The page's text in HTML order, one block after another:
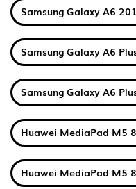
Samsung Galaxy A6
Samsung Galaxy A6
Samsung Galaxy A6
Huawei MediaPad M5
Huawei MediaPad M5